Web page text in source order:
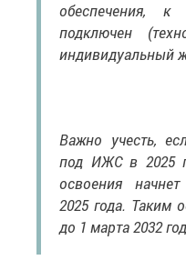
обеспечения,
подключен
индивидуальный
Важно учесть,
под ИЖС в 2025
освоения
2025 года. Таким
до 1 марта 2032